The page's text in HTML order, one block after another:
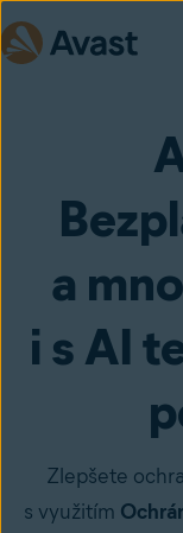
a
i s AI
Zlepšete
s využitím